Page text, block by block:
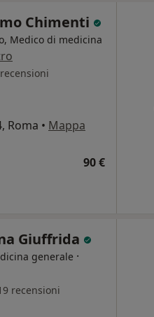
Chimenti
Medico di medicina
Roma • Mappa
90 €
Giuffrida
generale ·
recensioni